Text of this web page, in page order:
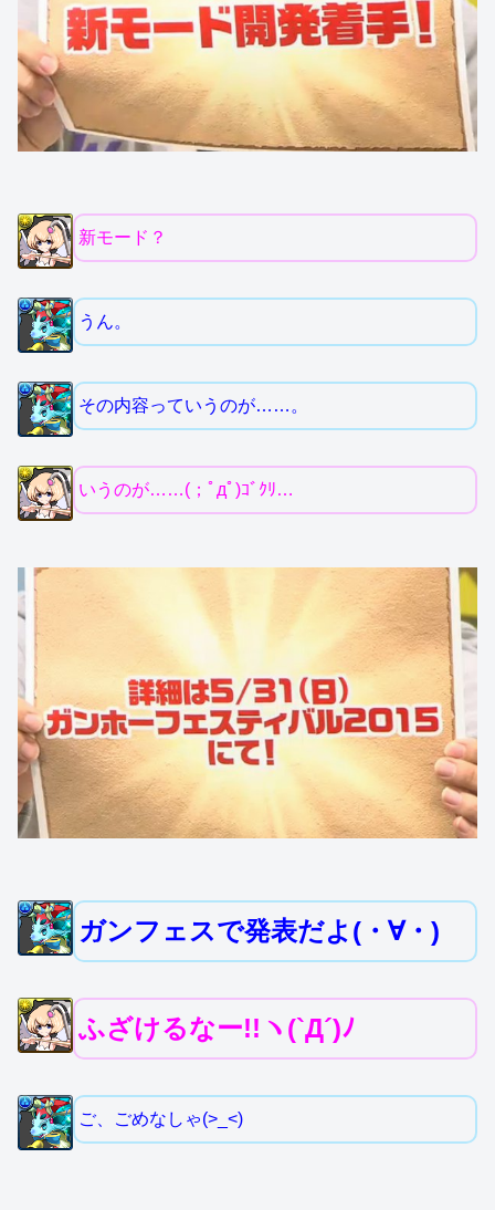
新モード？
うん。
その内容っていうのが……。
いうのが……(；ﾟдﾟ)ｺﾞｸﾘ…
ガンフェスで発表だよ(・∀・)
ふざけるなー!!ヽ(`Д´)ﾉ
ご、ごめなしゃ(>_<)